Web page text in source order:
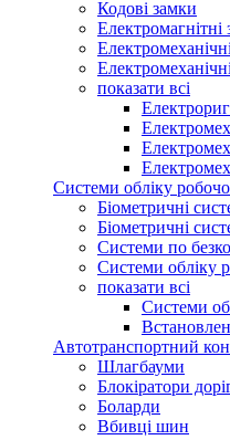
Кодові замки
Електромагнітні
показати всі
Системи обліку
Біометричні
Біометричні
Системи по
Системи обліку
показати всі
Системи
Автотранспортний
Шлагбауми
Блокіратори
Боларди
Вбивці шин